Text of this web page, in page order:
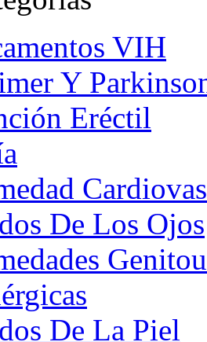
VIH
Y
Eréctil
De Los Ojos
De La Piel